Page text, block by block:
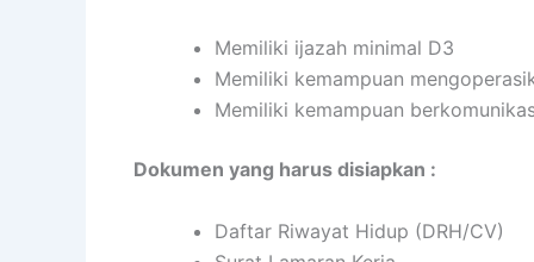
Memiliki ijazah minimal D3
Memiliki kemampuan
Memiliki kemampuan
Dokumen yang harus disiapkan :
Daftar Riwayat Hidup (DRH/CV)